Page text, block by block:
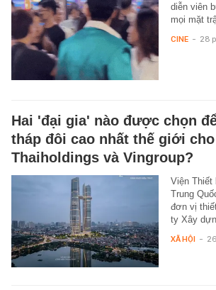
diễn viên
mọi mặt
CINE - 28
Hai 'đại gia' nào được chọn
tháp đôi cao nhất thế giới cho
Thaiholdings và Vingroup?
Viện Thiết
Trung
đơn vị
ty Xây
XÃ HỘI -